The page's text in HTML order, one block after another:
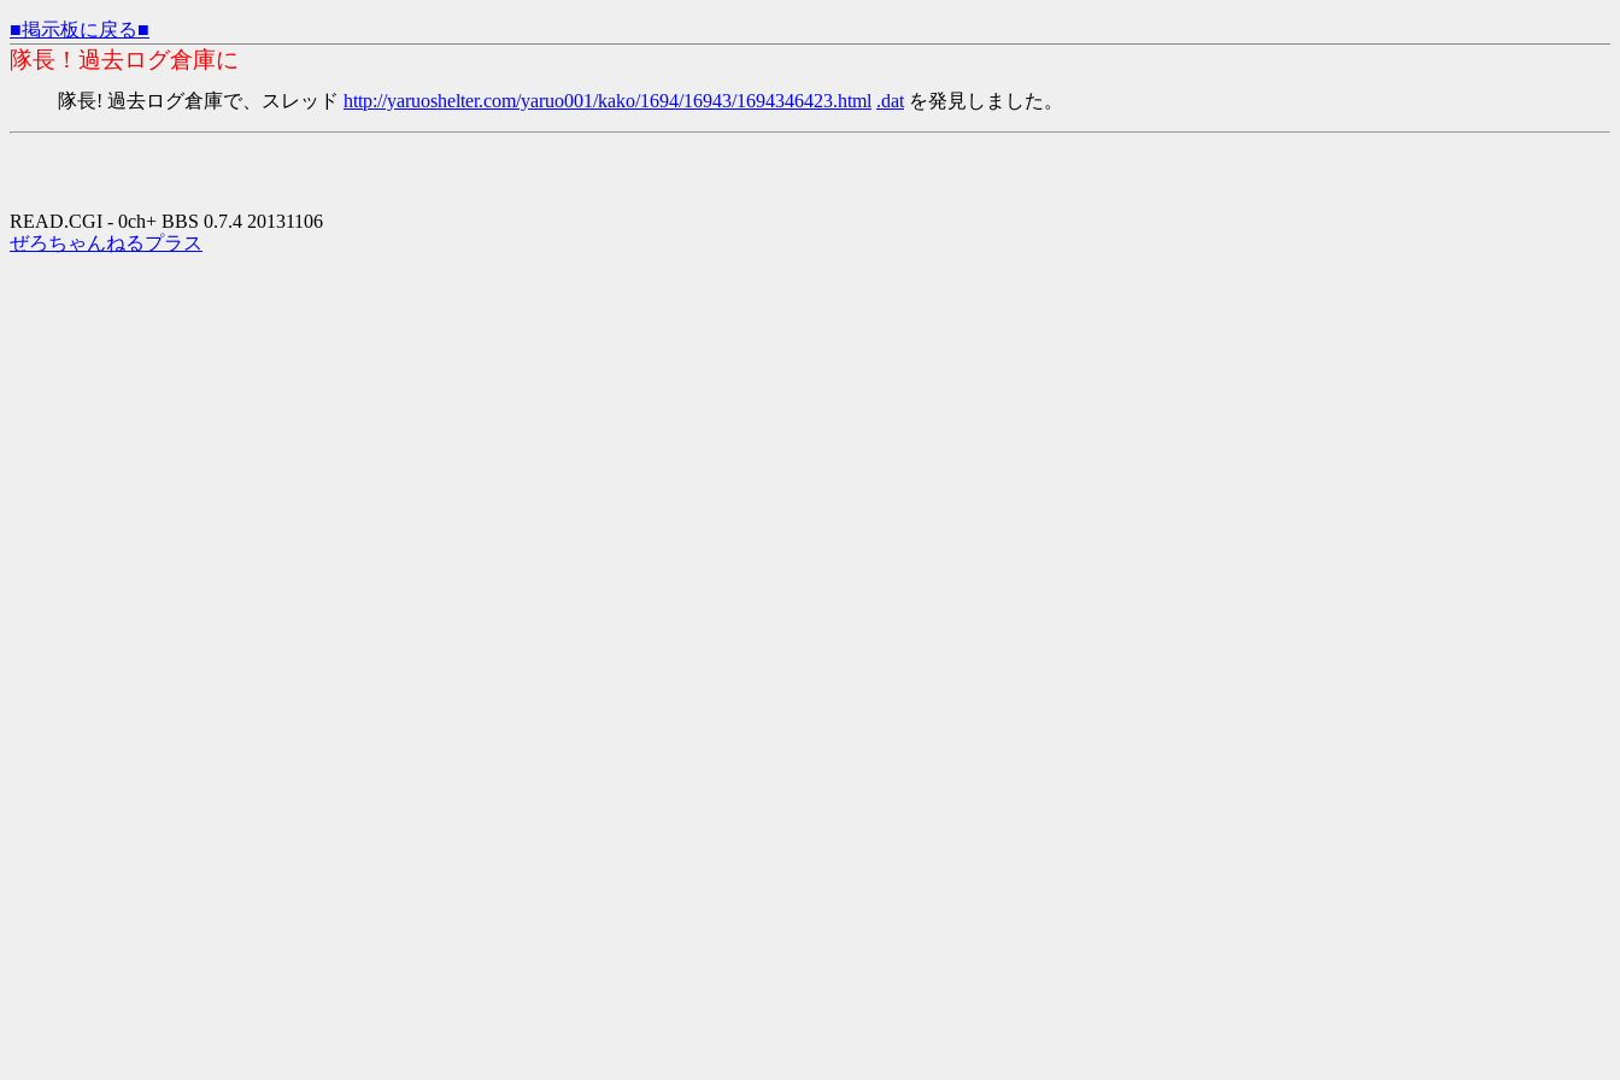
■掲示板に戻る■
隊長！過去ログ倉庫に
隊長! 過去ログ倉庫で、スレッド http://yaruoshelter.com/yaruo001/kako/1694/16943/1694346423.html .datを発見しました。
READ.CGI - 0ch+ BBS 0.7.4 20131106
ぜろちゃんねるプラス